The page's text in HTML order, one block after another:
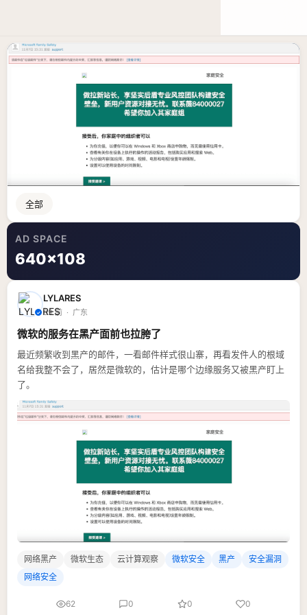
全部
AD SPACE
640×108
LYLARES
09 前 · 广东
微软的服务在黑产面前也拉胯了
最近频繁收到黑产的邮件，一看邮件样式很山寨，再看发件人的根域
名给我整不会了，居然是微软的，估计是哪个边缘服务又被黑产盯上
了。
网络黑产 微软生态 云计算观察 微软安全 黑产
安全漏洞
网络安全
62 0 0 0